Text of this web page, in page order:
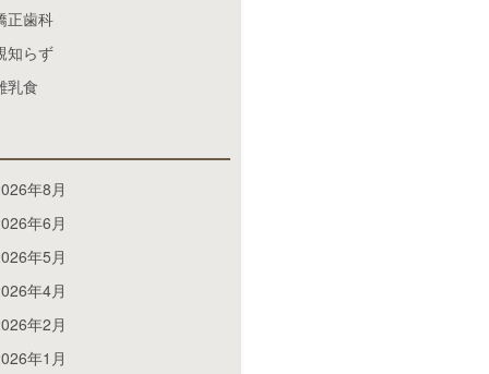
正歯科
知らず
乳食
年8月
年6月
年5月
年4月
年2月
年1月